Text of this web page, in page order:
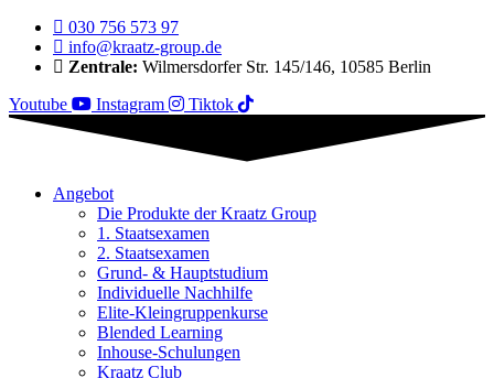
030 756 573 97
info@kraatz-group.de
Zentrale: Wilmersdorfer Str. 145/146, 10585 Berlin
Youtube
Instagram Tiktok
Angebot
Die Produkte der Kraatz Group
1. Staatsexamen
2. Staatsexamen
Grund- & Hauptstudium
Individuelle Nachhilfe
Elite-Kleingruppenkurse
Blended Learning
Inhouse-Schulungen
Kraatz Club